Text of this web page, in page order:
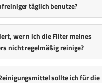
täglich benutze?
wenn ich die Filter meines
nicht regelmäßig reinige?
sollte ich für die